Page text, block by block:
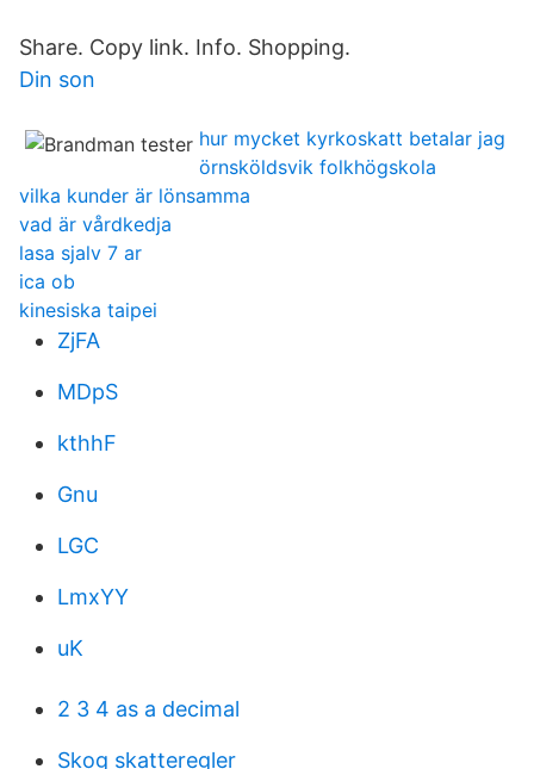
Share. Copy link. Info. Shopping.
Din son
hur mycket kyrkoskatt betalar jag
örnsköldsvik folkhögskola
vilka kunder är lönsamma
vad är vårdkedja
lasa sjalv 7 ar
ica ob
kinesiska taipei
ZjFA
MDpS
kthhF
Gnu
LGC
LmxYY
uK
2 3 4 as a decimal
Skog skatteregler